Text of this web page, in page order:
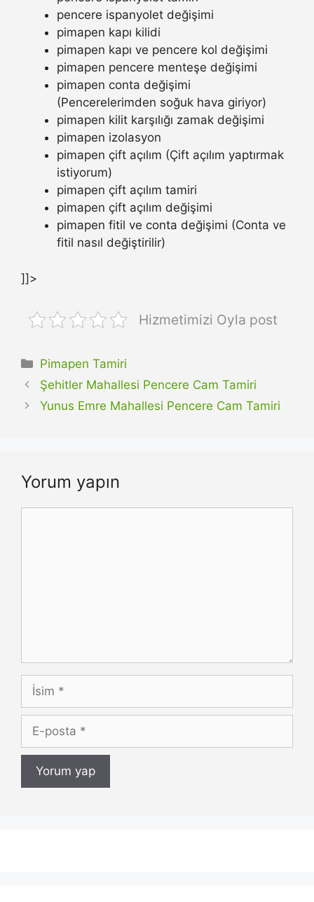
pencere ispanyolet değişimi
pimapen kapı kilidi
pimapen kapı ve pencere kol değişimi
pimapen pencere menteşe değişimi
pimapen conta değişimi
(Pencerelerimden soğuk hava giriyor)
pimapen kilit karşılığı zamak değişimi
pimapen izolasyon
pimapen çift açılım (Çift açılım yaptırmak
istiyorum)
pimapen çift açılım tamiri
pimapen çift açılım değişimi
pimapen fitil ve conta değişimi (Conta ve
fitil nasıl değiştirilir)
]]>
Hizmetimizi Oyla post
Kategoriler
Pimapen Tamiri
Şehitler Mahallesi Pencere Cam Tamiri
Yunus Emre Mahallesi Pencere Cam Tamiri
Yorum yapın
İsim
posta